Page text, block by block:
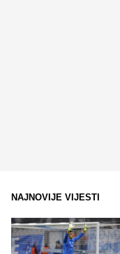
NAJNOVIJE VIJESTI